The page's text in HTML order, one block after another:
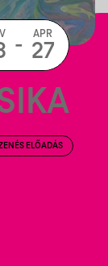
ELŐADÁS
- APR
27